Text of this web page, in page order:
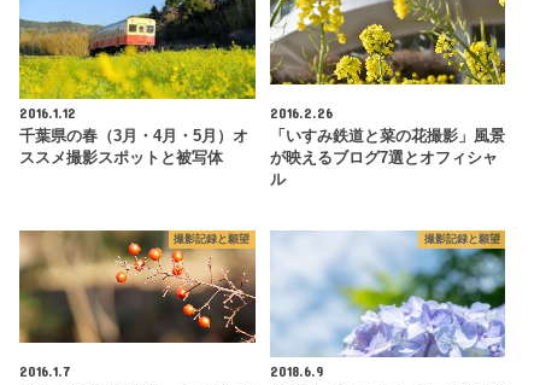
2016.1.12
千葉県の春（3月・4月・5月）オ
ススメ撮影スポットと被写体
2016.2.26
「いすみ鉄道と菜の花撮影」風景
が映えるブログ7選とオフィシャ
ル
撮影記録と願望
2016.1.7
撮影記録と願望
2018.6.9